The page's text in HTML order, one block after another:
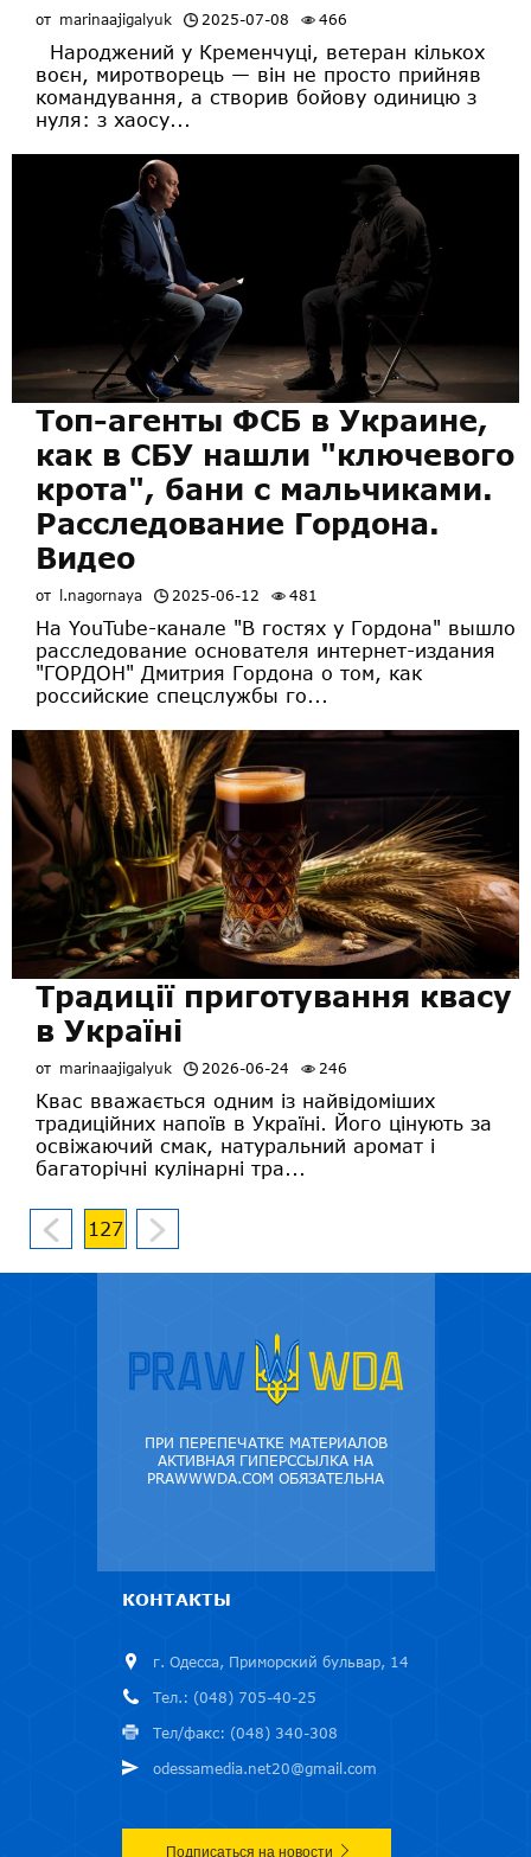
от marinaajigalyuk 2025-07-08 466
Народжений у Кременчуці, ветеран кількох
воєн, миротворець — він не просто прийняв
командування, а створив бойову одиницю з
нуля: з хаосу...
Топ-агенты ФСБ в Украине,
как в СБУ нашли "ключевого
крота", бани с мальчиками.
Расследование Гордона.
Видео
от l.nagornaya 2025-06-12 481
На YouTube-канале "В гостях у Гордона" вышло
расследование основателя интернет-издания
"ГОРДОН" Дмитрия Гордона о том, как
российские спецслужбы го...
Традиції приготування квасу
в Україні
от marinaajigalyuk 2026-06-24 246
Квас вважається одним із найвідоміших
традиційних напоїв в Україні. Його цінують за
освіжаючий смак, натуральний аромат і
багаторічні кулінарні тра...
127
ПРИ ПЕРЕПЕЧАТКЕ МАТЕРИАЛОВ
АКТИВНАЯ ГИПЕРССЫЛКА НА
PRAWWWDA.COM ОБЯЗАТЕЛЬНА
КОНТАКТЫ
г. Одесса, Приморский бульвар, 14
Тел.: (048) 705-40-25
Тел/факс: (048) 340-308
odessamedia.net20@gmail.com
Подписаться на новости